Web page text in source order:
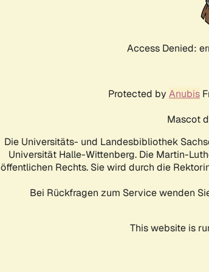
Access Denied:
Protected by Anubis
Mascot
Die Universitäts- und Landesbibliothek
Universität Halle-Wittenberg. Die Martin-
öffentlichen Rechts. Sie wird durch die
Bei Rückfragen zum Service wenden
This website is